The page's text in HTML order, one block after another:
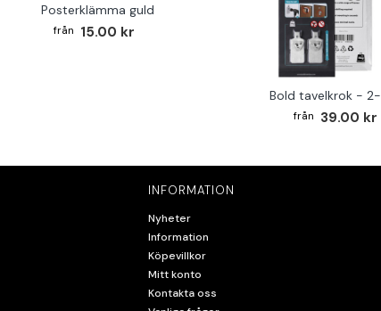
Posterklämma guld
15.00 kr
Bold tavelkrok - 2-
39.00 kr
INFORMATION
Nyheter
Information
Köpevillkor
Mitt konto
Kontakta oss